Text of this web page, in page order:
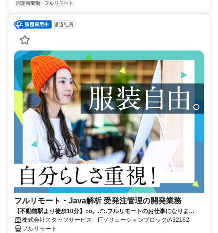
固定時間制 フルリモート
派遣社員
フルリモート・Java解析 受発注管理の開発業務
【不動前駅より徒歩10分】○o。.:*:.フルリモートのお仕事になりま
す.:*:.。o○ご応募お待ちしております！
株式会社スタッフサービス ITソリューションブロック/A32162
フルリモート